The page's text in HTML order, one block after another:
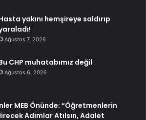
yakını hemşireye saldırıp
Ağustos 7, 2026
CHP muhatabımız değil
Ağustos 6, 2026
MEB Önünde: “Öğretmenlerin
Adımlar Atılsın, Adalet